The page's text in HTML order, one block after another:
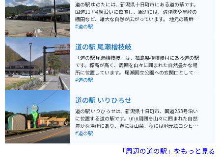
道の駅 ゆのたには、新潟県十日町市にある道の駅です。
国道117号線沿いに位置し、周辺には、清津峡や星峠の
棚田など、雄大な自然が広がっています。 地元の新鮮な
野菜や果物が販売されている直売所は、観光客に人気で
ルメも堪能できます。 バイクで訪れる場合、道の駅 ゆの
たには、広い駐車場が完備されているので安心です。周
辺には、ワインディングロードが続くため、ツーリング
にも最適なエリアです。ただし、山間部のため、天候に
は注意が必要です。 周辺には、温泉施設も充実している
#道の駅
道の駅 尾瀬檜枝岐
「道の駅 尾瀬檜枝岐」は、福島県檜枝岐村にある道の駅
です。標高が高く、周囲を山々に囲まれた自然豊かな場
所に位置しています。 尾瀬国立公園への玄関口として知
られており、多くの登山客が訪れます。また、檜枝岐村
ります。檜枝岐そばや山菜料理などが人気です。バイク
で訪れる場合は、駐車場も広々としているので安心で
す。 周辺には、温泉施設やキャンプ場などもありますの
で、観光の拠点としても最適です。
#道の駅
道の駅 いりひろせ
道の駅 いりひろせは、新潟県十日町市、国道253号沿い
に位置する道の駅です。\n\n周囲を山々に囲まれた自然
豊かな場所にあり、春には山菜、秋には地元産コシヒカ
リの新米を使ったおにぎりなどが人気です。\n\nまた、
使った手打ちそばや、山菜料理が味わえます。\n\n特
に、十日町市は豪雪地帯としても知られており、冬には
#道の駅
「周辺の道の駅」をもっと見る